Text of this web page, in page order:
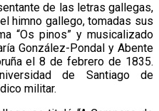
de las letras gallegas,
himno gallego, tomadas sus
“Os pinos” y musicalizado
González-Pondal y Abente
el 8 de febrero de 1835.
de Santiago de
militar.